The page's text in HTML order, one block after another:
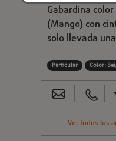
Gabardina
(Mango) con
solo llevada
Particular Color:
Ver todos los